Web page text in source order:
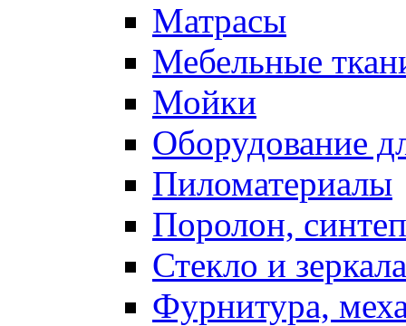
Матрасы
Мебельные
Мойки
Оборудование
Пиломатериалы
Поролон,
Стекло и зеркала
Фурнитура,